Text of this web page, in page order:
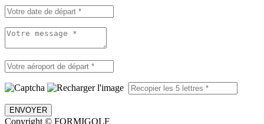
ENVOYER
Copyright © FORMIGOLF